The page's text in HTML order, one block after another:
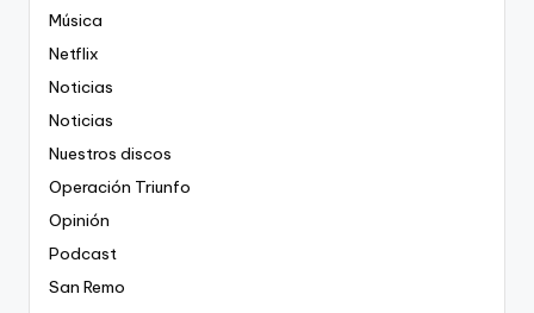
Música
Netflix
Noticias
Noticias
Nuestros discos
Operación Triunfo
Opinión
Podcast
San Remo